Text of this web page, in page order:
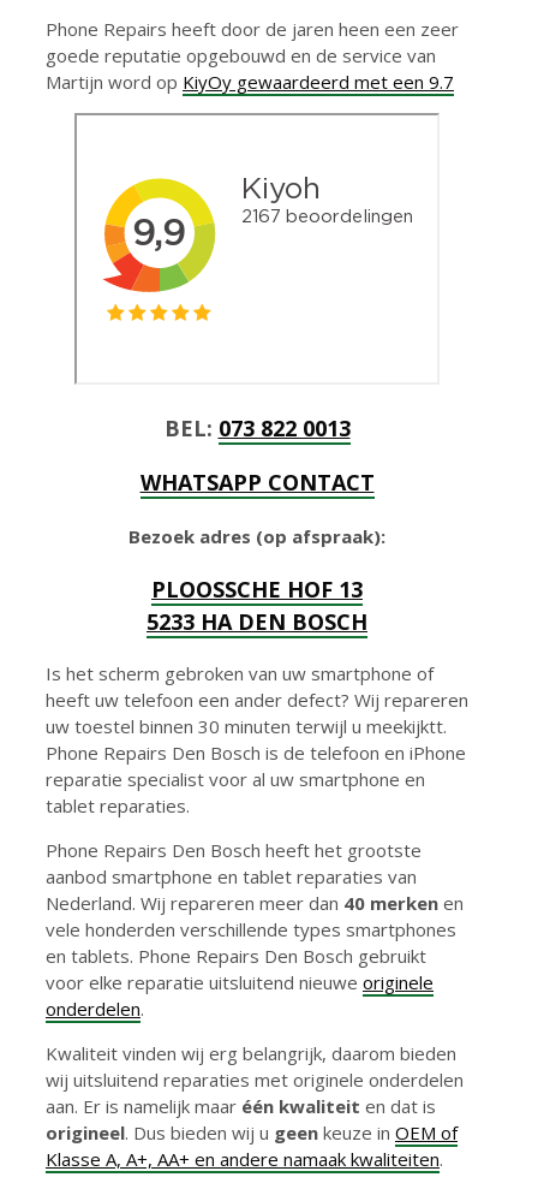
Phone Repairs heeft door de jaren heen een zeer
goede reputatie opgebouwd en de service van
Martijn word op KiyOy gewaardeerd met een 9.7
BEL: 073 822 0013
WHATSAPP CONTACT
Bezoek adres (op afspraak):
PLOOSSCHE HOF 13
5233 HA DEN BOSCH
Is het scherm gebroken van uw smartphone of
heeft uw telefoon een ander defect? Wij repareren
uw toestel binnen 30 minuten terwijl u meekijktt.
Phone Repairs Den Bosch is de telefoon en iPhone
reparatie specialist voor al uw smartphone en
tablet reparaties.
Phone Repairs Den Bosch heeft het grootste
aanbod smartphone en tablet reparaties van
Nederland. Wij repareren meer dan 40 merken en
vele honderden verschillende types smartphones
en tablets. Phone Repairs Den Bosch gebruikt
voor elke reparatie uitsluitend nieuwe originele
onderdelen.
Kwaliteit vinden wij erg belangrijk, daarom bieden
wij uitsluitend reparaties met originele onderdelen
aan. Er is namelijk maar één kwaliteit en dat is
origineel. Dus bieden wij u geen keuze in OEM of
Klasse A, A+, AA+ en andere namaak kwaliteiten.